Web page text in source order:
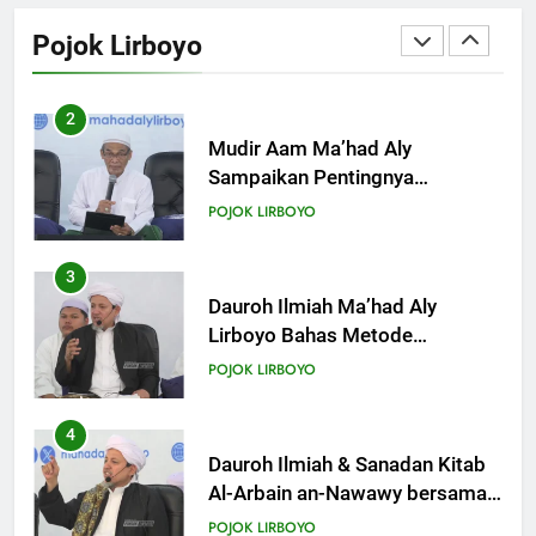
Pojok Lirboyo
Sampaikan Pentingnya
Mempelajari Ilmu Hadis Dalam
3
Dauroh Ilmiah Ma’had Aly
Lirboyo Bahas Metode
Ahlusunnah dalam
POJOK LIRBOYO
4
Dauroh Ilmiah & Sanadan Kitab
Al-Arbain an-Nawawy bersama
As-Syaikh Dr. Yasir Al-Adny
POJOK LIRBOYO
5
Semalam Bersama Kematian:
Kisah Praktek Tajhizul Janaiz
Siswa III Aliyah
POJOK LIRBOYO